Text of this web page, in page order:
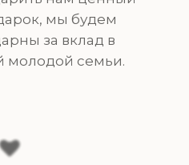
мы будем
за вклад в
семьи.